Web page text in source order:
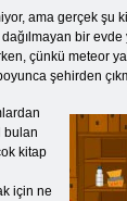
ama gerçek şu
bir evde
çünkü meteor
şehirden
bulan
kitap
için ne